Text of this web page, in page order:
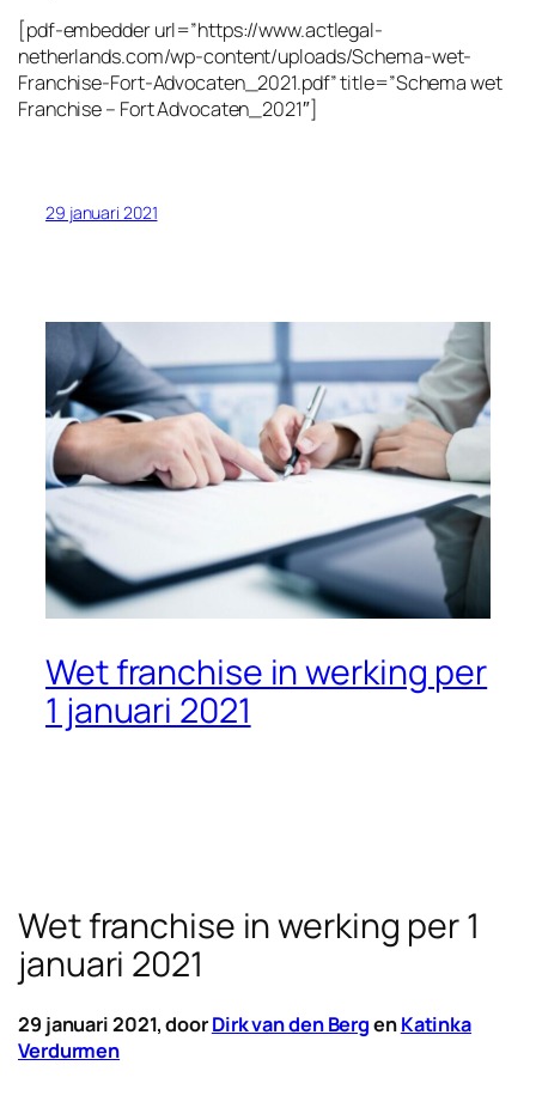
[pdf-embedder url=”https://www.actlegal-
netherlands.com/wp-content/uploads/Schema-wet-
Franchise-Fort-Advocaten_2021.pdf” title=”Schema wet
Franchise – Fort Advocaten_2021″]
29 januari 2021
Wet franchise in werking per
1 januari 2021
Wet franchise in werking per 1
januari 2021
29 januari 2021, doorDirk van den BergenKatinka
Verdurmen